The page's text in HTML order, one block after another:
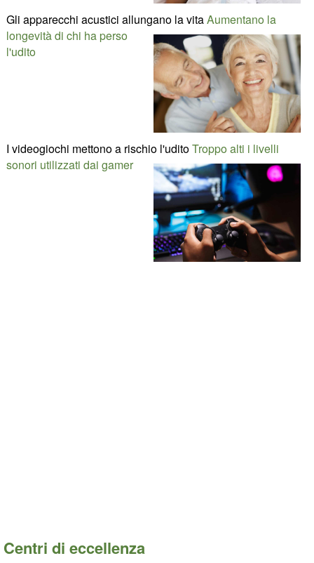
Gli apparecchi acustici allungano la vitaAumentano la
longevità di chi ha perso
l'udito
I videogiochi mettono a rischio l'uditoTroppo alti i livelli
sonori utilizzati dai gamer
Centri di eccellenza